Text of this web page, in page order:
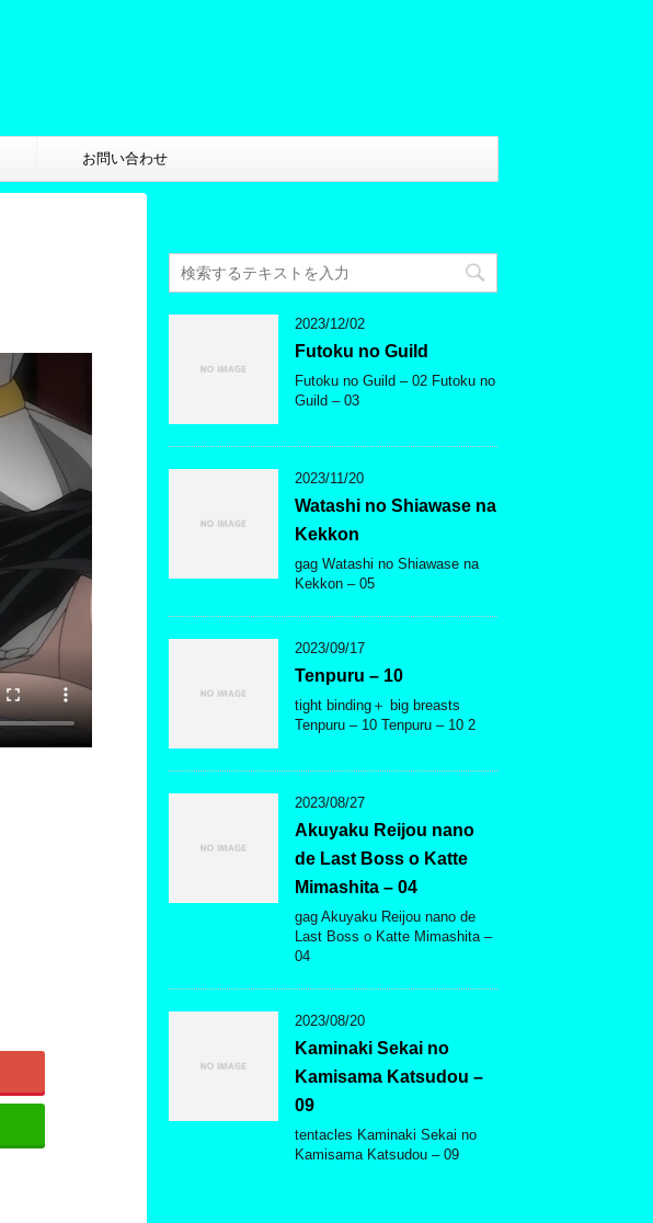
お問い合わせ
2023/12/02
Futoku no Guild
Futoku no Guild – 02 Futoku no
Guild – 03
2023/11/20
Watashi no Shiawase na
Kekkon
gag Watashi no Shiawase na
Kekkon – 05
2023/09/17
Tenpuru – 10
tight binding＋ big breasts
Tenpuru – 10 Tenpuru – 10 2
2023/08/27
Akuyaku Reijou nano
de Last Boss o Katte
Mimashita – 04
gag Akuyaku Reijou nano de
Last Boss o Katte Mimashita –
04
2023/08/20
Kaminaki Sekai no
Kamisama Katsudou –
09
tentacles Kaminaki Sekai no
Kamisama Katsudou – 09